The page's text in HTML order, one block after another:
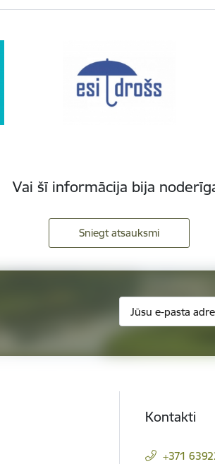
Vai šī informācija bija
Sniegt atsauksmi
Kontakti
+371